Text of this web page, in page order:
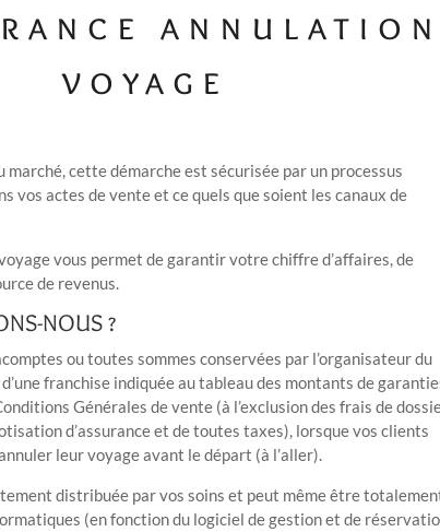
annulation
voyage
marché, cette démarche est sécurisée par un processus
vos actes de vente et ce quels que soient les canaux de
vous permet de garantir votre chiffre d’affaires, de
de revenus.
NOUS ?
ou toutes sommes conservées par l’organisateur du
franchise indiquée au tableau des montants de
Générales de vente (à l’exclusion des frais de
d’assurance et de toutes taxes), lorsque vos clients
leur voyage avant le départ (à l’aller).
distribuée par vos soins et peut même être
(en fonction du logiciel de gestion et de